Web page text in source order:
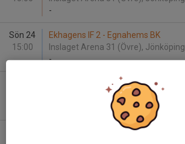
-
Sön 24
15:00
Ekhagens IF 2 - Egnahems BK
Inslaget Arena 31 (Övre), Jönköping
-
Ekhagens IF 2 - Egnahems BK
Inslaget Arena 31 (Övre), Jönköping
Egnahems BK - Bankeryds SK 4